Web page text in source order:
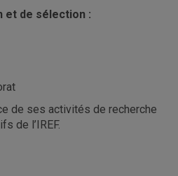
et de sélection :
de ses activités de recherche
de l’IREF.